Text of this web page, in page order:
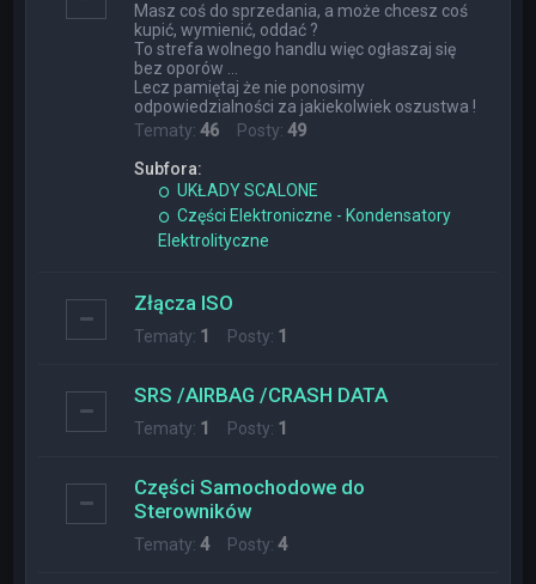
Masz coś do sprzedania, a może chcesz coś
kupić, wymienić, oddać ?
To strefa wolnego handlu więc ogłaszaj się
bez oporów ...
Lecz pamiętaj że nie ponosimy
odpowiedzialności za jakiekolwiek oszustwa !
Tematy:46 Posty:49
Subfora:
UKŁADY SCALONE
Części Elektroniczne - Kondensatory
Elektrolityczne
Złącza ISO
Tematy: 1 Posty: 1
SRS /AIRBAG /CRASH DATA
Tematy: 1 Posty: 1
Części Samochodowe do
Sterowników
Tematy:4Posty:4